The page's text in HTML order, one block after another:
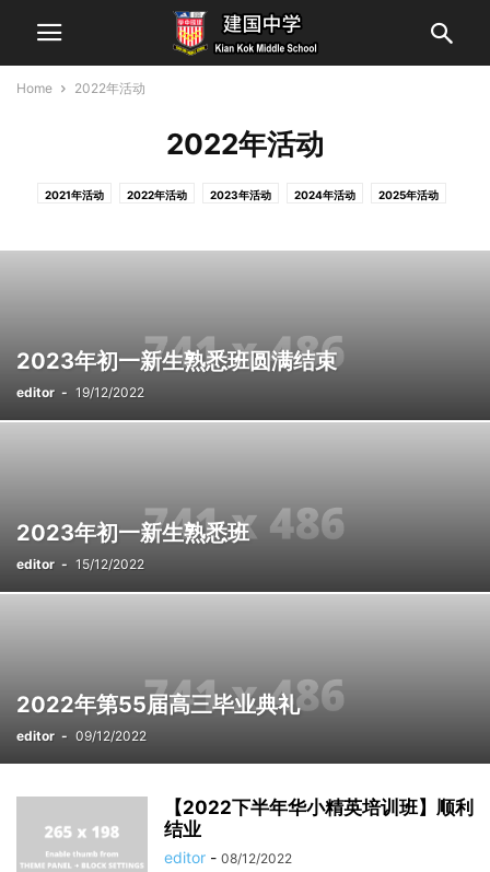
Home 2022年活动
2022年活动
2021年活动 2022年活动 2023年活动 2024年活动 2025年活动
出版刊物 制服团体 升学情报 历届董事会 国际学生 国际学生
校外活动荣誉榜 科学研究团体
艺术团体 荣誉与活动 荣誉榜 通告
2023年初一新生熟悉班圆满结束
editor - 19/12/2022
2023年初一新生熟悉班
editor - 15/12/2022
2022年第55届高三毕业典礼
editor - 09/12/2022
【2022下半年华小精英培训班】顺利
结业
editor - 08/12/2022